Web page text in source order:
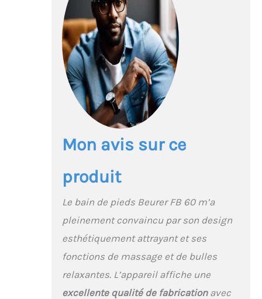
lit de pied avec picots et
rouleaux qui soutient le
massage, tu peux
profiter d'un massage
bienfaisant des pieds
pendant l'utilisation
CHAUFFAGE DE L'EAU
PERFORMANT : l'eau
peut être chauffée en 8
étapes entre 34 et 48°C
massage des pieds est
PEDICURE : Les 3
fournis (extracteur de
callosités, embout
brosse, embout
massage) garantissent
des pieds soignés et
jusqu'à une pointure de
Mon avis sur ce
produit
Le bain de pieds Beurer FB 60 m’a
pleinement convaincu par son design
esthétiquement attrayant et ses
fonctions de massage et de bulles
relaxantes. L’appareil affiche une
excellente qualité de fabricationavec